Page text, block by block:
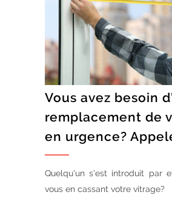
Vous avez besoin
remplacement de
en urgence?
Quelqu'un s'est introduit par
vous en cassant votre vitrage?